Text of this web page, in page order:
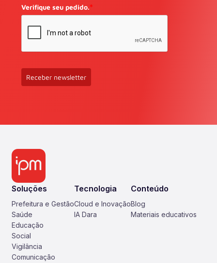
Verifique seu pedido.*
Receber newsletter
Soluções
Prefeitura e Gestão
Saúde
Educação
Social
Vigilância
Comunicação
Tecnologia
Cloud e Inovação
IA Dara
Conteúdo
Blog
Materiais educativos